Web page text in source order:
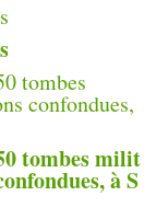
tombes milit
à S